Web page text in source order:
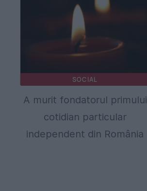
SOCIAL
A murit fondatorul primului
cotidian particular
independent din România